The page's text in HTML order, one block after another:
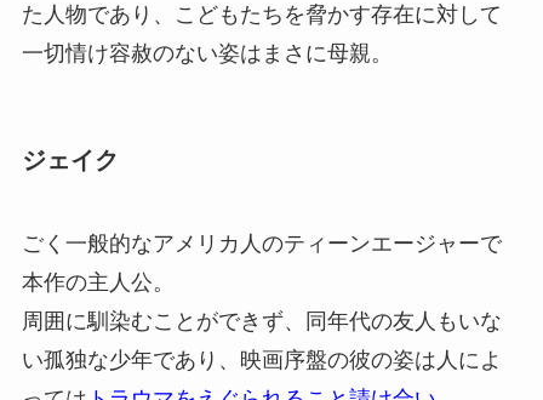
た人物であり、こどもたちを脅かす存在に対して
一切情け容赦のない姿はまさに母親。
ジェイク
ごく一般的なアメリカ人のティーンエージャーで
本作の主人公。
周囲に馴染むことができず、同年代の友人もいな
い孤独な少年であり、映画序盤の彼の姿は人によ